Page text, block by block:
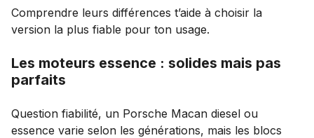
Comprendre leurs différences t’aide à choisir la
version la plus fiable pour ton usage.
Les moteurs essence : solides mais pas
parfaits
Question fiabilité, un Porsche Macan diesel ou
essence varie selon les générations, mais les blocs